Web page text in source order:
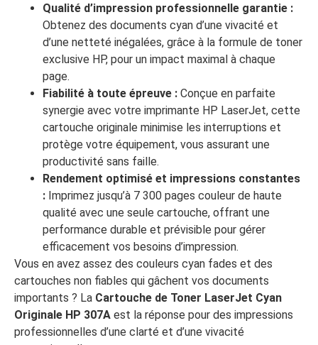
Qualité d’impression professionnelle garantie :
Obtenez des documents cyan d’une vivacité et
d’une netteté inégalées, grâce à la formule de toner
exclusive HP, pour un impact maximal à chaque
page.
Fiabilité à toute épreuve : Conçue en parfaite
synergie avec votre imprimante HP LaserJet, cette
cartouche originale minimise les interruptions et
protège votre équipement, vous assurant une
productivité sans faille.
Rendement optimisé et impressions constantes
: Imprimez jusqu’à 7 300 pages couleur de haute
qualité avec une seule cartouche, offrant une
performance durable et prévisible pour gérer
efficacement vos besoins d’impression.
Vous en avez assez des couleurs cyan fades et des
cartouches non fiables qui gâchent vos documents
importants ? La Cartouche de Toner LaserJet Cyan
Originale HP 307A est la réponse pour des impressions
professionnelles d’une clarté et d’une vivacité